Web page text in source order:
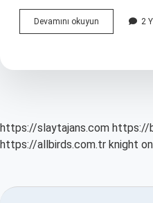
Devamını okuyun Tampon
Baskı
2
https://slaytajans.com https://
https://allbirds.com.tr knight